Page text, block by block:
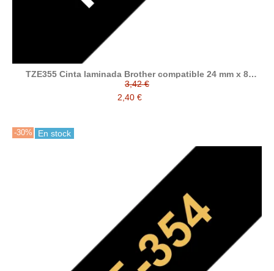
TZE355 Cinta laminada Brother compatible 24 mm x 8
metros
3,42 €
2,40 €
-30% En stock